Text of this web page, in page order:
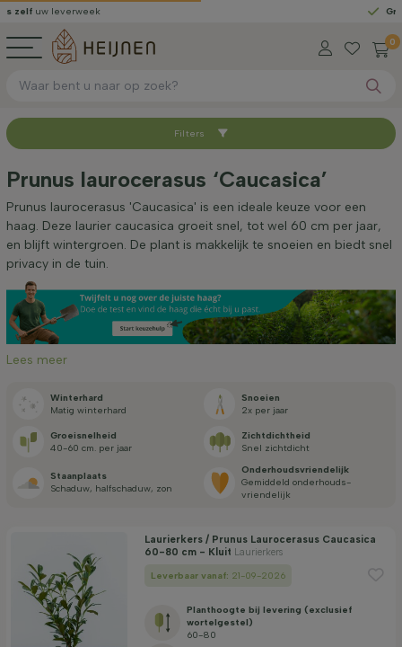
leverweek Gratis
0
Sorteer op
Beschikbaar
Worteltype
Hoogte bij levering (cm)
Breedte bij levering (cm)
Toepassing
Prijs
Filters
Prunus laurocerasus ‘Caucasica’
Prunus laurocerasus 'Caucasica' is een ideale keuze voor een
haag. Deze laurier caucasica groeit snel, tot wel 60 cm per jaar,
en blijft wintergroen. De plant is makkelijk te snoeien en biedt snel
privacy in de tuin.
Lees meer
Winterhard
Matig winterhard
Snoeien
2x per jaar
Groei­snelheid
40-60 cm. per jaar
Zicht­dichtheid
Snel zichtdicht
Staan­plaats
Schaduw, halfschaduw, zon
Onderhouds­vriendelijk
Gemiddeld onderhouds­
vriendelijk
Laurierkers / Prunus Laurocerasus Caucasica
60-80 cm - Kluit Laurierkers
Leverbaar vanaf: 21-09-2026
Planthoogte bij levering (exclusief
wortelgestel)
60-80